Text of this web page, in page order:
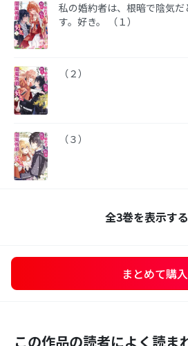
私の婚約者は、根暗で陰気
す。好き。 （１）
（２）
（３）
全3巻を表示する
まとめて購入
この作品の読者によく読ま